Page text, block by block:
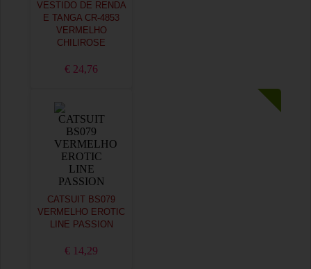
VESTIDO DE RENDA
E TANGA CR-4853
VERMELHO
CHILIROSE
€ 24,76
CATSUIT BS079
VERMELHO EROTIC
LINE PASSION
€ 14,29